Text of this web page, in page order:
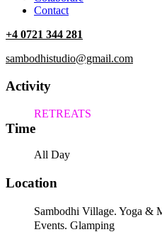
Contact
+4 0721 344 281
sambodhistudio@gmail.com
Activity
RETREATS
Time
All Day
Location
Sambodhi Village. Yoga &
Events. Glamping